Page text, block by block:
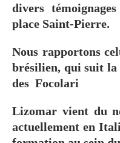
divers
place Saint-Pierre.
Nous rapportons
brésilien, qui suit
des Focolari
Lizomar vient du
actuellement en